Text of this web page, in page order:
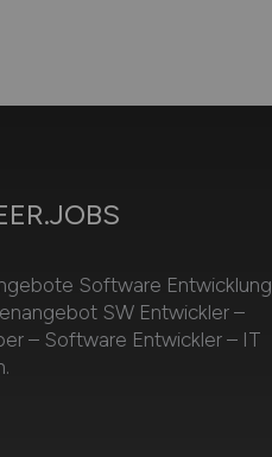
Software Entwicklung
SW Entwickler –
– Software Entwickler – IT